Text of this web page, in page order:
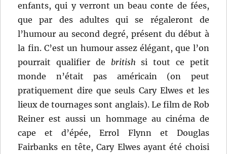
enfants, qui y verront un beau conte de fées,
que par des adultes qui se régaleront de
l’humour au second degré, présent du début à
la fin. C’est un humour assez élégant, que l’on
pourrait qualifier de british si tout ce petit
monde n’était pas américain (on peut
pratiquement dire que seuls Cary Elwes et les
lieux de tournages sont anglais). Le film de Rob
Reiner est aussi un hommage au cinéma de
cape et d’épée, Errol Flynn et Douglas
Fairbanks en tête, Cary Elwes ayant été choisi